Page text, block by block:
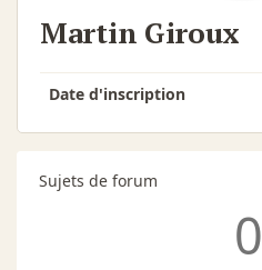
Martin Giroux
Date d'inscription
Sujets de forum
0